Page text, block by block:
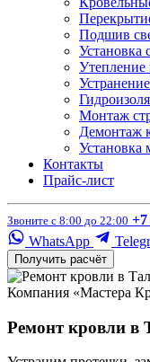
Подшив
Установка
Утепление
Монтаж
Демонтаж
Установка
Контакты
Прайс-лист
Звоните с 8:00 до 22:00 +7
WhatsApp
Получить расчёт
Компания «Мастера
Ремонт кровли в